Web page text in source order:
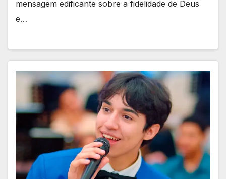
mensagem edificante sobre a fidelidade de Deus
e…